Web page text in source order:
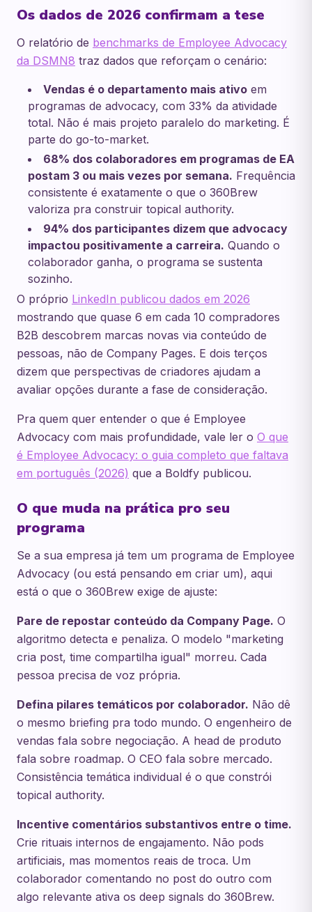
Os dados de 2026 confirmam a tese
O relatório de benchmarks de Employee Advocacy
da DSMN8 traz dados que reforçam o cenário:
Vendas é o departamento mais ativo em
programas de advocacy, com 33% da atividade
total. Não é mais projeto paralelo do marketing. É
parte do go-to-market.
68% dos colaboradores em programas de EA
postam 3 ou mais vezes por semana. Frequência
consistente é exatamente o que o 360Brew
valoriza pra construir topical authority.
94% dos participantes dizem que advocacy
impactou positivamente a carreira. Quando o
colaborador ganha, o programa se sustenta
sozinho.
O próprio LinkedIn publicou dados em 2026
mostrando que quase 6 em cada 10 compradores
B2B descobrem marcas novas via conteúdo de
pessoas, não de Company Pages. E dois terços
dizem que perspectivas de criadores ajudam a
avaliar opções durante a fase de consideração.
Pra quem quer entender o que é Employee
Advocacy com mais profundidade, vale ler o O que
é Employee Advocacy: o guia completo que faltava
em português (2026) que a Boldfy publicou.
O que muda na prática pro seu
programa
Se a sua empresa já tem um programa de Employee
Advocacy (ou está pensando em criar um), aqui
está o que o 360Brew exige de ajuste:
Pare de repostar conteúdo da Company Page. O
algoritmo detecta e penaliza. O modelo "marketing
cria post, time compartilha igual" morreu. Cada
pessoa precisa de voz própria.
Defina pilares temáticos por colaborador. Não dê
o mesmo briefing pra todo mundo. O engenheiro de
vendas fala sobre negociação. A head de produto
fala sobre roadmap. O CEO fala sobre mercado.
Consistência temática individual é o que constrói
topical authority.
Incentive comentários substantivos entre o time.
Crie rituais internos de engajamento. Não pods
artificiais, mas momentos reais de troca. Um
colaborador comentando no post do outro com
algo relevante ativa os deep signals do 360Brew.